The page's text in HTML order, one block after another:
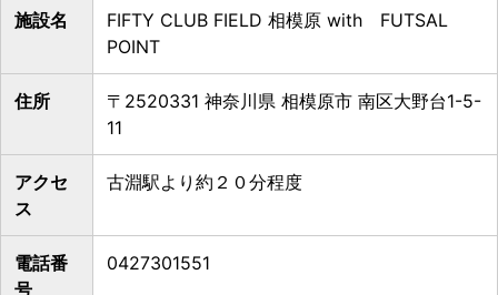
施設名
FIFTY CLUB FIELD 相模原 with FUTSAL
POINT
住所
〒2520331 神奈川県 相模原市 南区大野台1-5-
11
アクセ
ス
古淵駅より約２０分程度
電話番
号
0427301551